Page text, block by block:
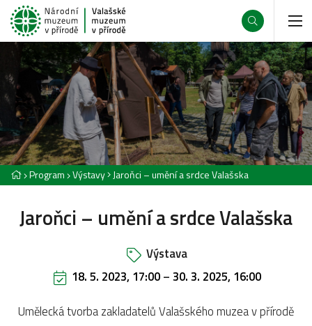
Program Výstavy Jaroňci – umění a srdce Valašska
Jaroňci – umění a srdce Valašska
Výstava
18. 5. 2023, 17:00–30. 3. 2025, 16:00
Umělecká tvorba zakladatelů Valašského muzea v přírodě